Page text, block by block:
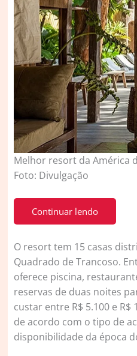
Melhor resort da América
Foto: Divulgação
Continuar lendo
O resort tem 15 casas
Quadrado de Trancoso.
oferece piscina,
reservas de duas noites
custar entre R$ 5.100 e R$
de acordo com o tipo de
disponibilidade da época